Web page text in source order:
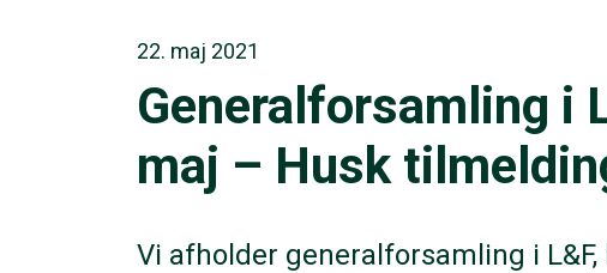
22. maj 2021
Generalforsamling i
maj – Husk
Vi afholder generalforsamling i